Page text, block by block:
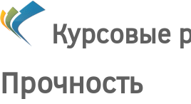
Курсовые
Прочность